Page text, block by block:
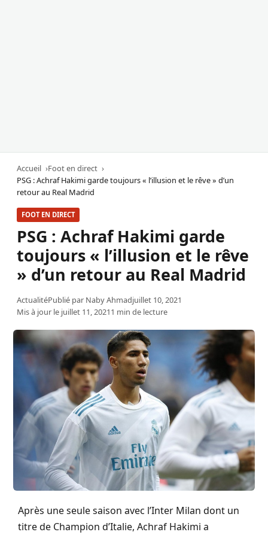
Accueil
Foot en direct
PSG : Achraf Hakimi garde toujours « l’illusion et le rêve » d’un
retour au Real Madrid
FOOT EN DIRECT
PSG : Achraf Hakimi garde
toujours « l’illusion et le rêve
» d’un retour au Real Madrid
ActualitéPublié par Naby Ahmadjuillet 10, 2021
Mis à jour le juillet 11, 20211 min de lecture
Après une seule saison avec l’Inter Milan dont un
titre de Champion d’Italie, Achraf Hakimi a